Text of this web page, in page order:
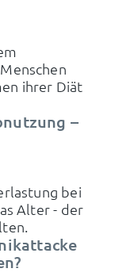
ihrer Diät
–
bei
Alter - der